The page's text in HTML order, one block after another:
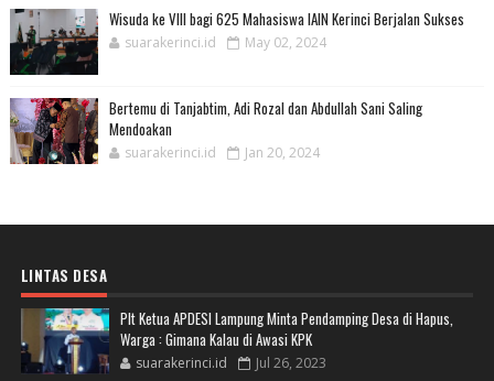
Wisuda ke VIII bagi 625 Mahasiswa IAIN Kerinci Berjalan Sukses
suarakerinci.id May 02, 2024
Bertemu di Tanjabtim, Adi Rozal dan Abdullah Sani Saling
Mendoakan
suarakerinci.id Jan 20, 2024
LINTAS DESA
Plt Ketua APDESI Lampung Minta Pendamping Desa di Hapus,
Warga : Gimana Kalau di Awasi KPK
suarakerinci.id Jul 26, 2023